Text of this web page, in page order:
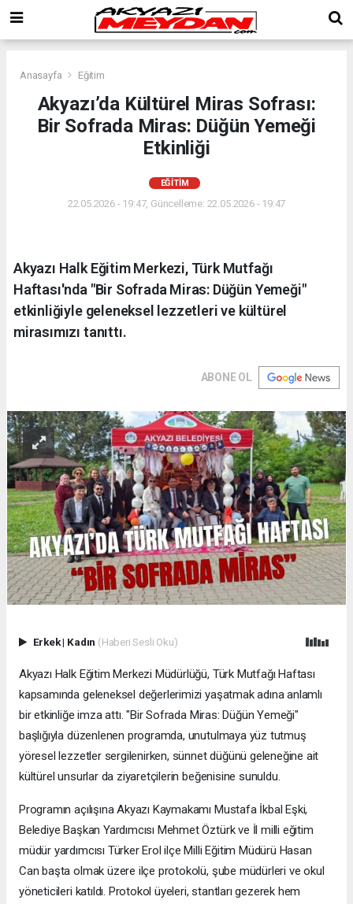
Anasayfa Eğitim
Akyazı’da Kültürel Miras Sofrası:
Bir Sofrada Miras: Düğün Yemeği
Etkinliği
EĞITIM
22.05.2026 - 19:47, Güncelleme: 22.05.2026 - 19:47
Akyazı Halk Eğitim Merkezi, Türk Mutfağı
Haftası'nda "Bir Sofrada Miras: Düğün Yemeği"
etkinliğiyle geleneksel lezzetleri ve kültürel
mirasımızı tanıttı.
ABONE OL
Erkek| Kadın (Haberi Sesli Oku)
Akyazı Halk Eğitim Merkezi Müdürlüğü, Türk Mutfağı Haftası
kapsamında geleneksel değerlerimizi yaşatmak adına anlamlı
bir etkinliğe imza attı. "Bir Sofrada Miras: Düğün Yemeği"
başlığıyla düzenlenen programda, unutulmaya yüz tutmuş
yöresel lezzetler sergilenirken, sünnet düğünü geleneğine ait
kültürel unsurlar da ziyaretçilerin beğenisine sunuldu.
Programın açılışına Akyazı Kaymakamı Mustafa İkbal Eşki,
Belediye Başkan Yardımcısı Mehmet Öztürk ve İl milli eğitim
müdür yardımcısı Türker Erol ilçe Milli Eğitim Müdürü Hasan
Can başta olmak üzere ilçe protokolü, şube müdürleri ve okul
yöneticileri katıldı. Protokol üyeleri, stantları gezerek hem